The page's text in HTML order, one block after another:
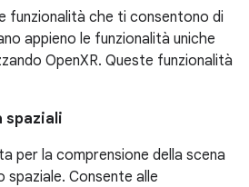
funzionalità che ti consentono di
appieno le funzionalità uniche
OpenXR. Queste funzionalità
spaziali
per la comprensione della scena
spaziale. Consente alle